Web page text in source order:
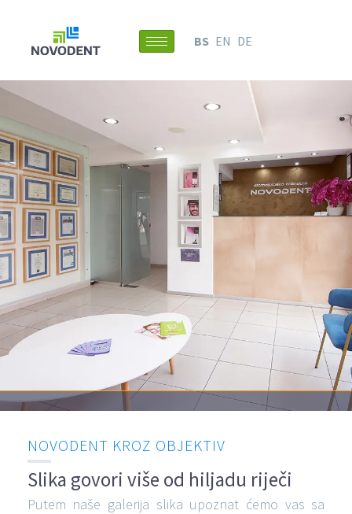
BS EN DE
NOVODENT KROZ OBJEKTIV
Slika govori više od hiljadu riječi
Putem naše galerija slika upoznat ćemo vas sa